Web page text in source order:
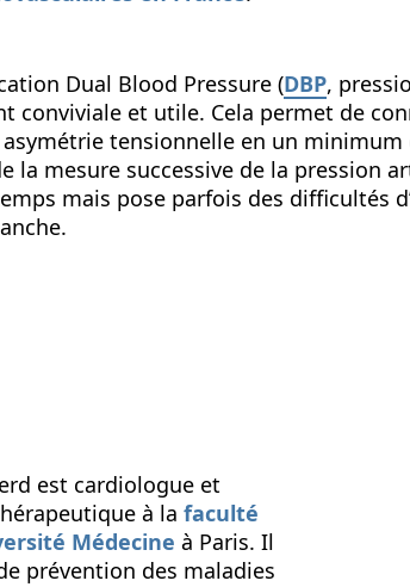
Dual Blood Pressure (DBP,
conviviale et utile. Cela permet de
asymétrie tensionnelle en un
la mesure successive de la pression
mais pose parfois des difficultés
est cardiologue et
à lafaculté
Médecine à Paris. Il
prévention des maladies